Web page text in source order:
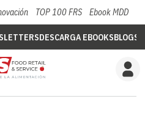
TOP 100 FRS Ebook MDD
DESCARGA EBOOKSBLOGS